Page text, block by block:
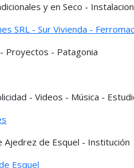
y en Seco -
SRL - Sur Vivienda - Ferromac
Proyectos - Patagonia
- Videos - Música -
Ajedrez de Esquel - Institución
Esquel